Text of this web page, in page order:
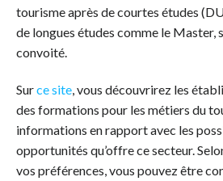
tourisme après de courtes études
de longues études comme le Master,
convoité.
Surce site , vous découvrirez les
des formations pour les métiers du
informations en rapport avec les
opportunités qu’offre ce secteur.
vos préférences, vous pouvez être